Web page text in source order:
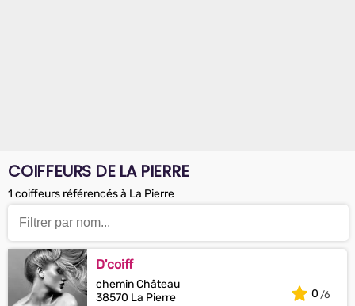
COIFFEURS DE LA PIERRE
1 coiffeurs référencés à La Pierre
D'coiff
chemin Château
38570 La Pierre
0